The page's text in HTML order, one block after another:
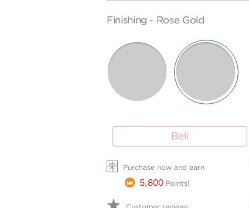
SIZE -
42cm)
FINISHING
ROSE
WHITE
GOLD
PURITY
Finishing - Rose Gold
SELECTED
Beli
Purchase now and earn
5,800 Points!